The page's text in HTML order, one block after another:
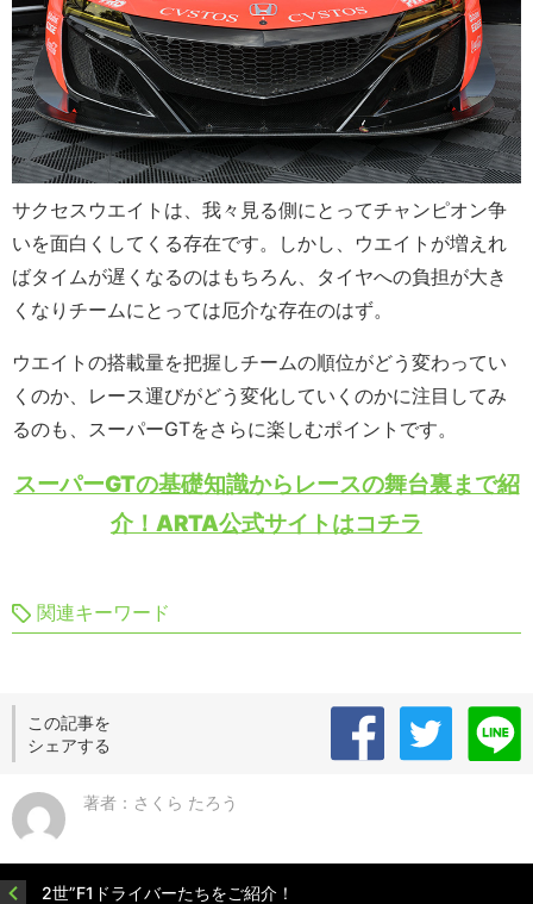
サクセスウエイトは、我々見る側にとってチャンピオン争
いを面白くしてくる存在です。しかし、ウエイトが増えれ
ばタイムが遅くなるのはもちろん、タイヤへの負担が大き
くなりチームにとっては厄介な存在のはず。
ウエイトの搭載量を把握しチームの順位がどう変わってい
くのか、レース運びがどう変化していくのかに注目してみ
るのも、スーパーGTをさらに楽しむポイントです。
スーパーGTの基礎知識からレースの舞台裏まで紹
介！ARTA公式サイトはコチラ
関連キーワード
この記事を
シェアする
著者：さくら たろう
2世”F1ドライバーたちをご紹介！